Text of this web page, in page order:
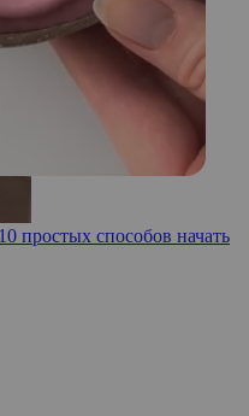
простых способов начать